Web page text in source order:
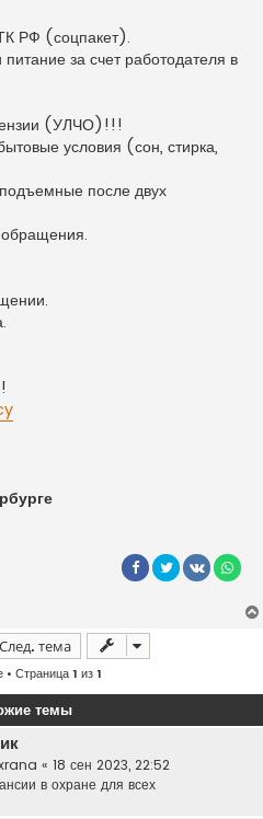
РФ (соцпакет).
за счет работодателя в
(УЛЧО)!!!
условия (сон, стирка,
после двух
обращения.
След. тема
• Страница1 из1
темы
« 18 сен 2023, 22:52
в охране для всех